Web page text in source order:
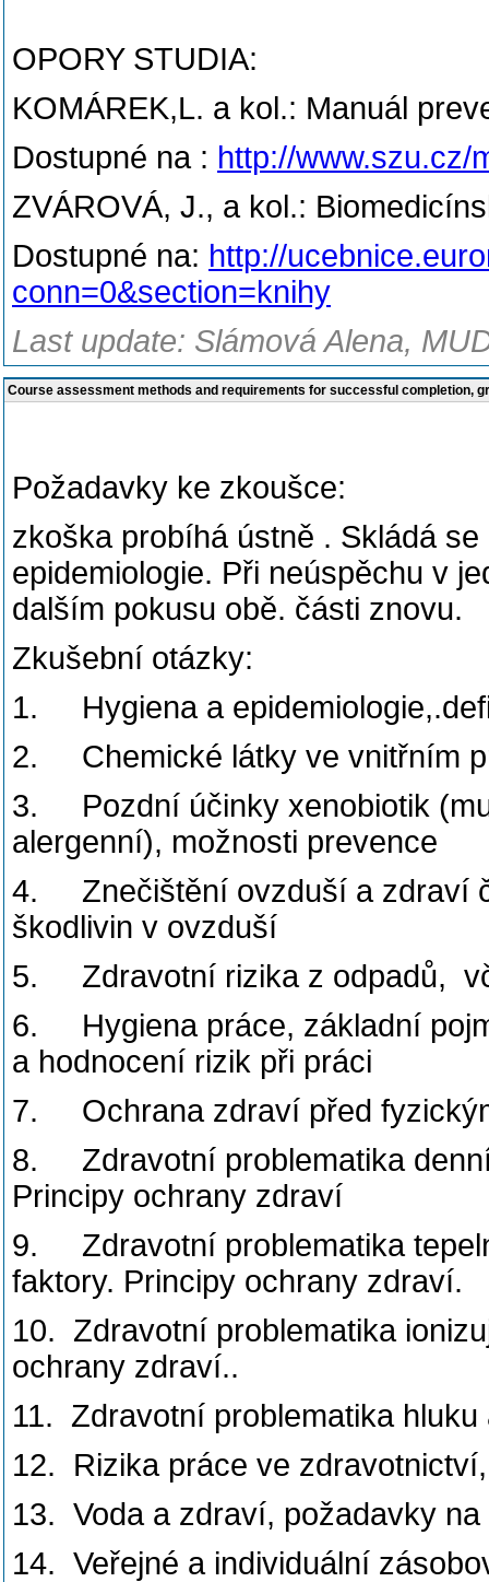
OPORY STUDIA:
KOMÁREK,L. a kol.: Manuál
Dostupné na : http://www.szu.cz/
ZVÁROVÁ, J., a kol.:
Dostupné na: http://
conn=0&section=knihy
Last update: Slámová Alena,
Course assessment methods and requirements for successful completion,
Požadavky ke zkoušce:
zkoška probíhá ústně . Skládá
epidemiologie. Při neúspěchu v
dalším pokusu obě. části znovu.
Zkušební otázky:
1. Hygiena a
2. Chemické látky ve vnitřním
3. Pozdní účinky xenobiotik
alergenní), možnosti prevence
4. Znečištění ovzduší a zdraví
škodlivin v ovzduší
5. Zdravotní rizika z odpadů,
6. Hygiena práce, základní
a hodnocení rizik při práci
7. Ochrana zdraví před
8. Zdravotní problematika
Principy ochrany zdraví
9. Zdravotní problematika
faktory. Principy ochrany zdraví.
10. Zdravotní problematika
ochrany zdraví..
11. Zdravotní problematika
12. Rizika práce ve
13. Voda a zdraví, požadavky na
14. Veřejné a individuální